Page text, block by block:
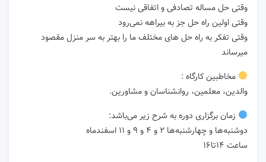
وقتی حل مساله تصادفی و اتفاقی نیست
وقتی اولین راه حل جز به بیراهه نمی‌رود
وقتی تفکر به راه حل های مختلف ما را بهتر به سر منزل مقصود
میرساند
مخاطبین کارگاه :
والدین، معلمین، روانشناسان و مشاورین.
زمان برگزاری دوره به شرح زیر می‌باشد:
دوشنبه‌ها و چهارشنبه‌ها ۲ و ۴ و ۹ و ۱۱ اسفندماه
ساعت ۱۴تا۱۶